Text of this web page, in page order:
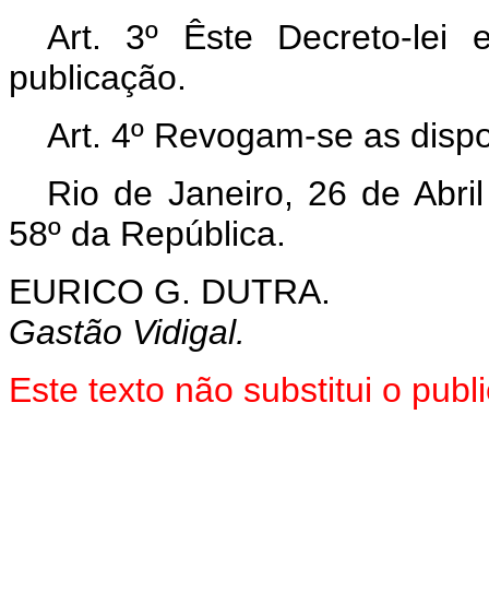
Art. 3º Êste Decreto-lei
publicação.
Art. 4º Revogam-se as
Rio de Janeiro, 26 de
58º da República.
EURICO G. DUTRA.
Gastão Vidigal.
Este texto não substitui o